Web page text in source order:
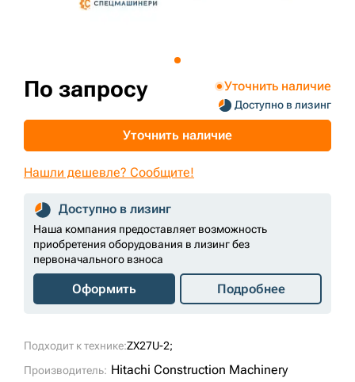
Подходит к технике:ZX27U-2;
Производитель: Hitachi Construction Machinery
По запросу Уточнить наличие
Доступно в лизинг
Уточнить наличие
Нашли дешевле? Сообщите!
Доступно в лизинг
Наша компания предоставляет возможность
приобретения оборудования в лизинг без
первоначального взноса
Оформить Подробнее
+7 (499) 394-50-93